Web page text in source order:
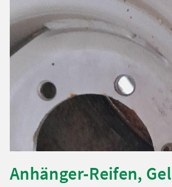
Anhänger-Reifen,